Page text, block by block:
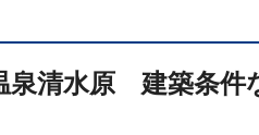
泉清水原 建築条件